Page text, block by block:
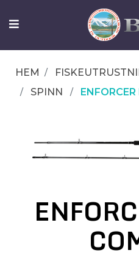
FISKEUTRUSTNING
OM
IFISH
OSS
HEM
SPINN